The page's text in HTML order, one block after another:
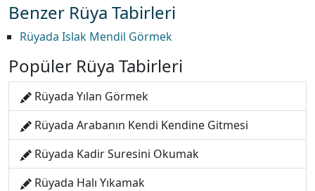
Benzer Rüya Tabirleri
Rüyada Islak Mendil Görmek
Popüler Rüya Tabirleri
Rüyada Yılan Görmek
Rüyada Arabanın Kendi Kendine Gitmesi
Rüyada Kadir Suresini Okumak
Rüyada Halı Yıkamak